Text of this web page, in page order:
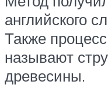
английского
Также
называют
древесины.